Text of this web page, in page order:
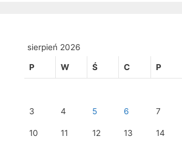
sierpień 2026
P W Ś C P
3 4 5 6 7
10 11 12 13 14